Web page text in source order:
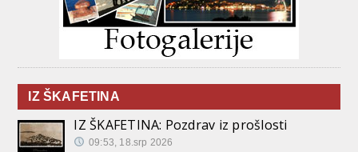
IZ ŠKAFETINA
IZ ŠKAFETINA: Pozdrav iz prošlosti
09:53, 18.srp 2026